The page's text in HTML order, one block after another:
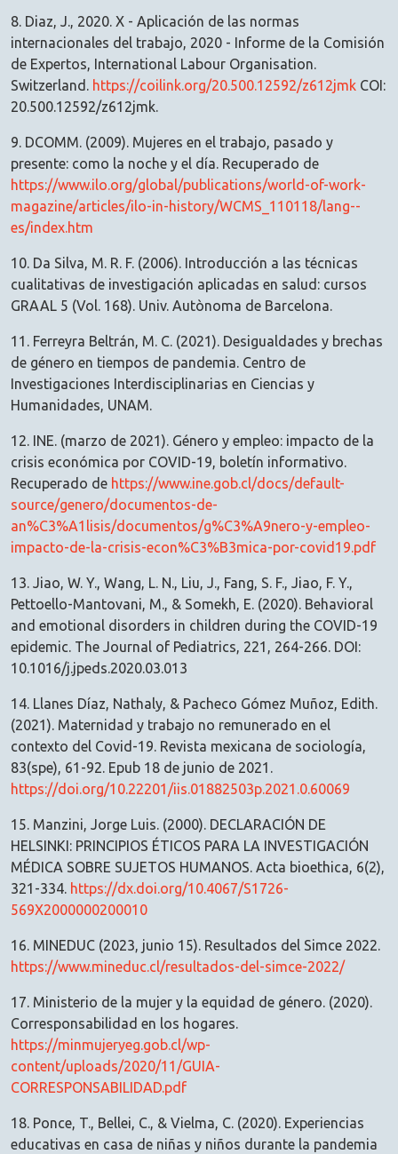
8. Diaz, J., 2020. X - Aplicación de las normas
internacionales del trabajo, 2020 - Informe de la Comisión
de Expertos, International Labour Organisation.
Switzerland. https://coilink.org/20.500.12592/z612jmk COI:
20.500.12592/z612jmk.
9. DCOMM. (2009). Mujeres en el trabajo, pasado y
presente: como la noche y el día. Recuperado de
https://www.ilo.org/global/publications/world-of-work-
magazine/articles/ilo-in-history/WCMS_110118/lang--
es/index.htm
10. Da Silva, M. R. F. (2006). Introducción a las técnicas
cualitativas de investigación aplicadas en salud: cursos
GRAAL 5 (Vol. 168). Univ. Autònoma de Barcelona.
11. Ferreyra Beltrán, M. C. (2021). Desigualdades y brechas
de género en tiempos de pandemia. Centro de
Investigaciones Interdisciplinarias en Ciencias y
Humanidades, UNAM.
12. INE. (marzo de 2021). Género y empleo: impacto de la
crisis económica por COVID-19, boletín informativo.
Recuperado de https://www.ine.gob.cl/docs/default-
source/genero/documentos-de-
an%C3%A1lisis/documentos/g%C3%A9nero-y-empleo-
impacto-de-la-crisis-econ%C3%B3mica-por-covid19.pdf
13. Jiao, W. Y., Wang, L. N., Liu, J., Fang, S. F., Jiao, F. Y.,
Pettoello-Mantovani, M., & Somekh, E. (2020). Behavioral
and emotional disorders in children during the COVID-19
epidemic. The Journal of Pediatrics, 221, 264-266. DOI:
10.1016/j.jpeds.2020.03.013
14. Llanes Díaz, Nathaly, & Pacheco Gómez Muñoz, Edith.
(2021). Maternidad y trabajo no remunerado en el
contexto del Covid-19. Revista mexicana de sociología,
83(spe), 61-92. Epub 18 de junio de 2021.
https://doi.org/10.22201/iis.01882503p.2021.0.60069
15. Manzini, Jorge Luis. (2000). DECLARACIÓN DE
HELSINKI: PRINCIPIOS ÉTICOS PARA LA INVESTIGACIÓN
MÉDICA SOBRE SUJETOS HUMANOS. Acta bioethica, 6(2),
321-334. https://dx.doi.org/10.4067/S1726-
569X2000000200010
16. MINEDUC (2023, junio 15). Resultados del Simce 2022.
https://www.mineduc.cl/resultados-del-simce-2022/
17. Ministerio de la mujer y la equidad de género. (2020).
Corresponsabilidad en los hogares.
https://minmujeryeg.gob.cl/wp-
content/uploads/2020/11/GUIA-
CORRESPONSABILIDAD.pdf
18. Ponce, T., Bellei, C., & Vielma, C. (2020). Experiencias
educativas en casa de niñas y niños durante la pandemia